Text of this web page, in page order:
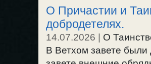
О Причастии и
добродетелях.
14.07.2026
О
В Ветхом завете